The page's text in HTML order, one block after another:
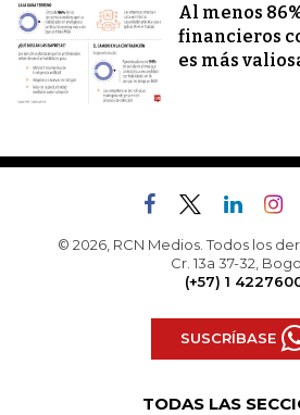
Al menos
financieros
es más
© 2026, RCN Medios. Todos los
Cr. 13a 37-32,
(+57) 1
SUSCRÍBASE
TODAS LAS